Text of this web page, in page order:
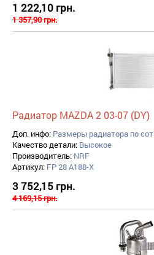
1 222,10 грн.
1 357,90 грн.
Радиатор MAZDA 2 03-07 (DY)
Доп. инфо: Размеры радиатора по
Качество детали: Высокое
Производитель: NRF
Артикул: FP 28 A188-X
3 752,15 грн.
4 169,15 грн.